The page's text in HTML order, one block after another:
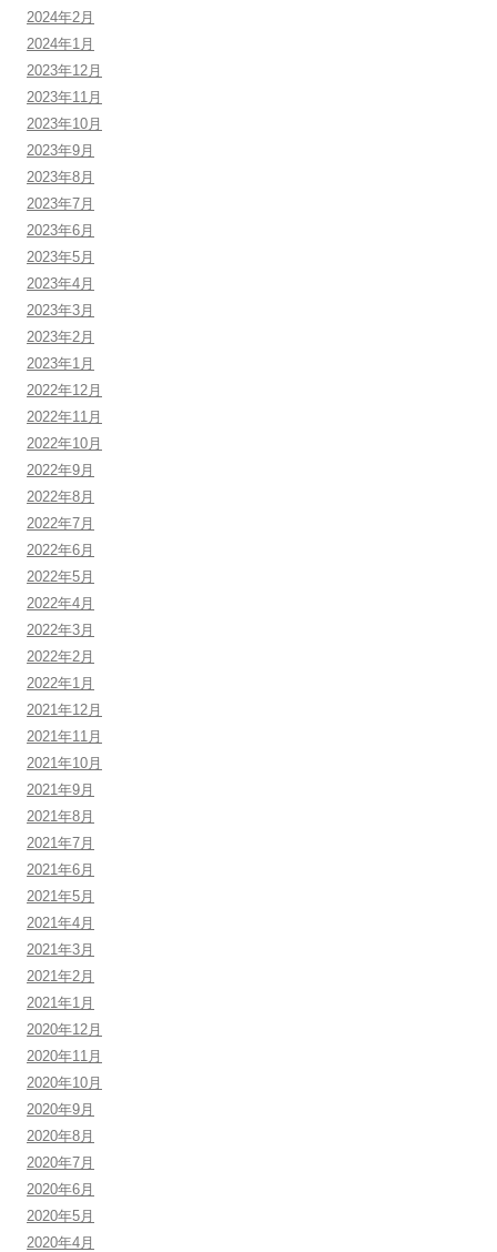
2024年2月
2024年1月
2023年12月
2023年11月
2023年10月
2023年9月
2023年8月
2023年7月
2023年6月
2023年5月
2023年4月
2023年3月
2023年2月
2023年1月
2022年12月
2022年11月
2022年10月
2022年9月
2022年8月
2022年7月
2022年6月
2022年5月
2022年4月
2022年3月
2022年2月
2022年1月
2021年12月
2021年11月
2021年10月
2021年9月
2021年8月
2021年7月
2021年6月
2021年5月
2021年4月
2021年3月
2021年2月
2021年1月
2020年12月
2020年11月
2020年10月
2020年9月
2020年8月
2020年7月
2020年6月
2020年5月
2020年4月